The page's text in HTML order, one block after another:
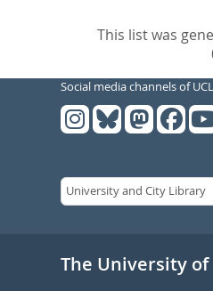
This list was
Social media channels of UCL
The University of